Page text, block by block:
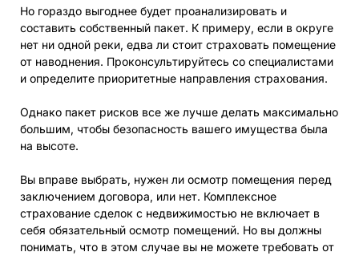
Но гораздо выгоднее будет проанализировать и
составить собственный пакет. К примеру, если в округе
нет ни одной реки, едва ли стоит страховать помещение
от наводнения. Проконсультируйтесь со специалистами
и определите приоритетные направления страхования.
Однако пакет рисков все же лучше делать максимально
большим, чтобы безопасность вашего имущества была
на высоте.
Вы вправе выбрать, нужен ли осмотр помещения перед
заключением договора, или нет. Комплексное
страхование сделок с недвижимостью не включает в
себя обязательный осмотр помещений. Но вы должны
понимать, что в этом случае вы не можете требовать от